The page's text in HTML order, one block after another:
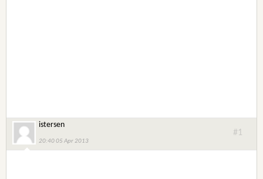
istersen
20:40 05 Apr 2013
#1